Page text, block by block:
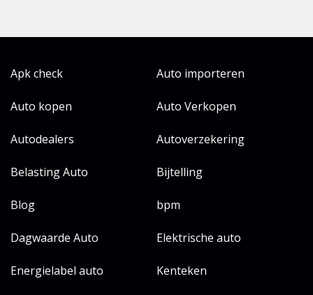
Apk check Auto importeren
Auto kopen Auto Verkopen
Autodealers Autoverzekering
Belasting Auto Bijtelling
Blog bpm
Dagwaarde Auto Elektrische auto
Energielabel auto Kenteken